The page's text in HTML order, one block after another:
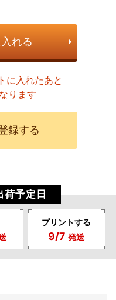
れる
に入れたあと
ります
録する
予定日
プリントする
9/7 発送